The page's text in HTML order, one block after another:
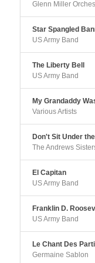
Glenn Miller
Star Spangled
US Army Band
The Liberty Bell
US Army Band
My Grandaddy
Various Artists
Don't Sit Under
The Andrews
El Capitan
US Army Band
Franklin D.
US Army Band
Le Chant Des
Germaine Sablon